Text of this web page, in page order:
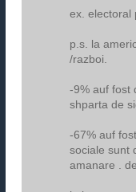
ex. electoral
p.s. la
/razboi.
-9% auf fost
shparta de
-67% auf
sociale sunt
amanare .